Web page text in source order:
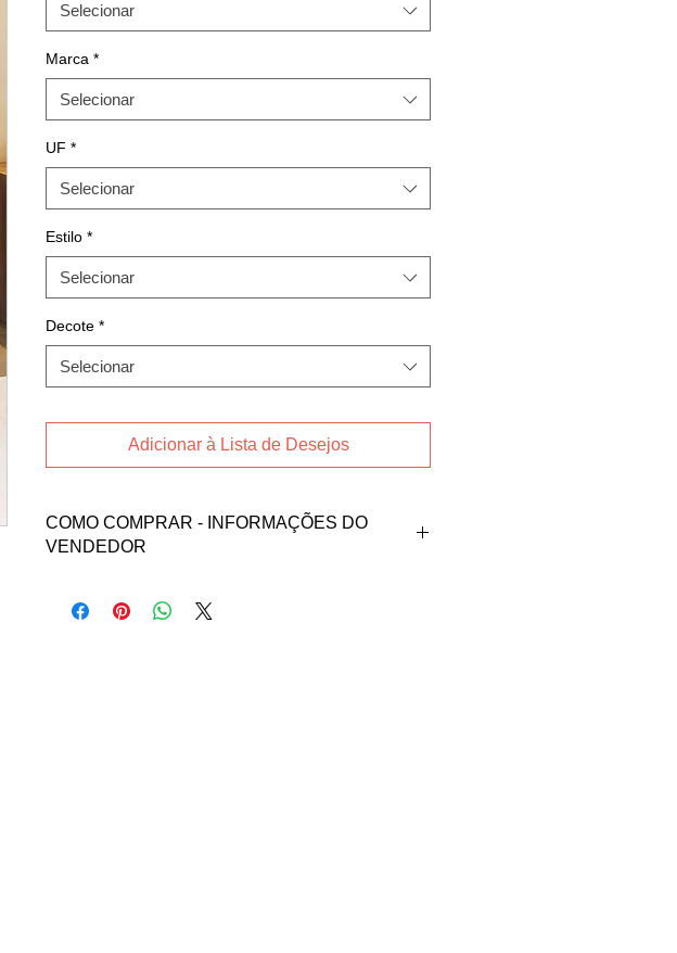
Selecionar
Marca *
Selecionar
UF *
Selecionar
Estilo *
Selecionar
Decote *
Selecionar
Adicionar à Lista de Desejos
COMO COMPRAR - INFORMAÇÕES DO
VENDEDOR
a vendedora Andressa nos contatos abaixos: